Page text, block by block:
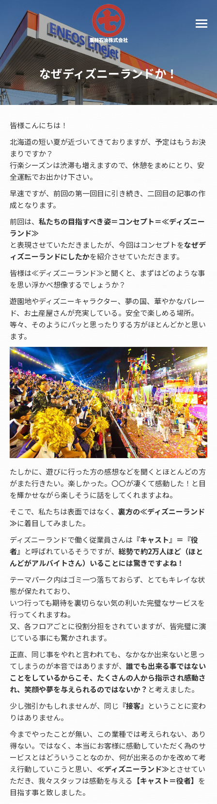
なぜディズニーランドか！
皆様こんにちは！
北海道の短い夏が近づいてきておりますが、予定はもうお決
まりですか？
行楽シーズンは渋滞も増えますので、休憩をまめにとり、安
全運転でお出かけ下さい。
早速ですが、前回の第一回目に引き続き、二回目の記事の作
成となります。
前回は、 私たちの目指すべき姿＝コンセプト＝≪ディズニー
ランド≫
と表現させていただきましたが、今回はコンセプトをなぜデ
ィズニーランドにしたかを紹介させていただきます。
皆様は≪ディズニーランド≫と聞くと、まずはどのような事
を思い浮かべ想像するでしょうか？
遊園地やディズニーキャラクター、夢の国、華やかなパレー
ド、お土産屋さんが充実している。安全で楽しめる場所。
等々、そのようにパッと思ったりする方がほとんどかと思い
ます。
たしかに、遊びに行った方の感想などを聞くとほとんどの方
がまた行きたい。楽しかった。〇〇が凄くて感動した！と目
を輝かせながら楽しそうに話をしてくれますよね。
そこで、私たちは表面ではなく、 裏方の≪ディズニーランド
≫に着目してみました。
ディズニーランドで働く従業員さんは 『キャスト』＝『役
者』 と呼ばれているそうですが、 総勢で約2万人ほど（ほと
んどがアルバイトさん）いることには驚きですよね！
テーマパーク内はゴミ一つ落ちておらず、とてもキレイな状
態が保たれており、
いつ行っても期待を裏切らない気の利いた完璧なサービスを
行ってくれますね。
又、各フロアごとに役割分担をされていますが、皆完璧に演
じている事にも驚かされます。
正直、同じ事をやれと言われても、なかなか出来ないと思っ
てしまうのが本音ではありますが、 誰でも出来る事ではない
ことをしているからこそ、たくさんの人から指示され感動さ
れ、笑顔や夢を与えられるのではないか？ と考えました。
少し強引かもしれませんが、同じ 『接客』 ということに変わ
りはありません。
今までやったことが無い、この業種では考えられない、あり
得ない。ではなく、本当にお客様に感動していただく為のサ
ービスとはどういうことなのか、何が出来るのかを改めて考
え行動していこうと思い、 ≪ディズニーランド≫とさせてい
ただき、我々スタッフは感動を与える
【キャスト＝役者】 を
目指す事と致しました。